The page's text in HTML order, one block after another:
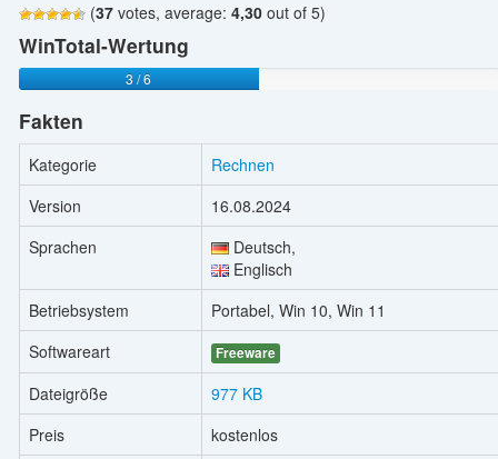
(37votes, average: 4,30out of 5)
WinTotal-Wertung
3 / 6
Fakten
Kategorie
Rechnen
Version
16.08.2024
Sprachen
Deutsch,
Englisch
Betriebsystem
Portabel, Win 10, Win 11
Softwareart
Freeware
Dateigröße
977 KB
Preis
kostenlos